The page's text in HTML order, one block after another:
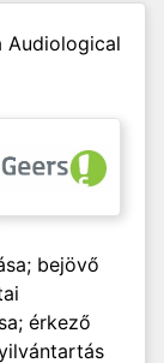
Audiological
bejövő
érkező